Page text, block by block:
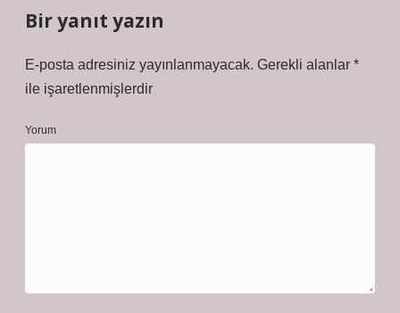
Bir yanıt yazın
E-posta adresiniz yayınlanmayacak. Gerekli alanlar *
ile işaretlenmişlerdir
Yorum